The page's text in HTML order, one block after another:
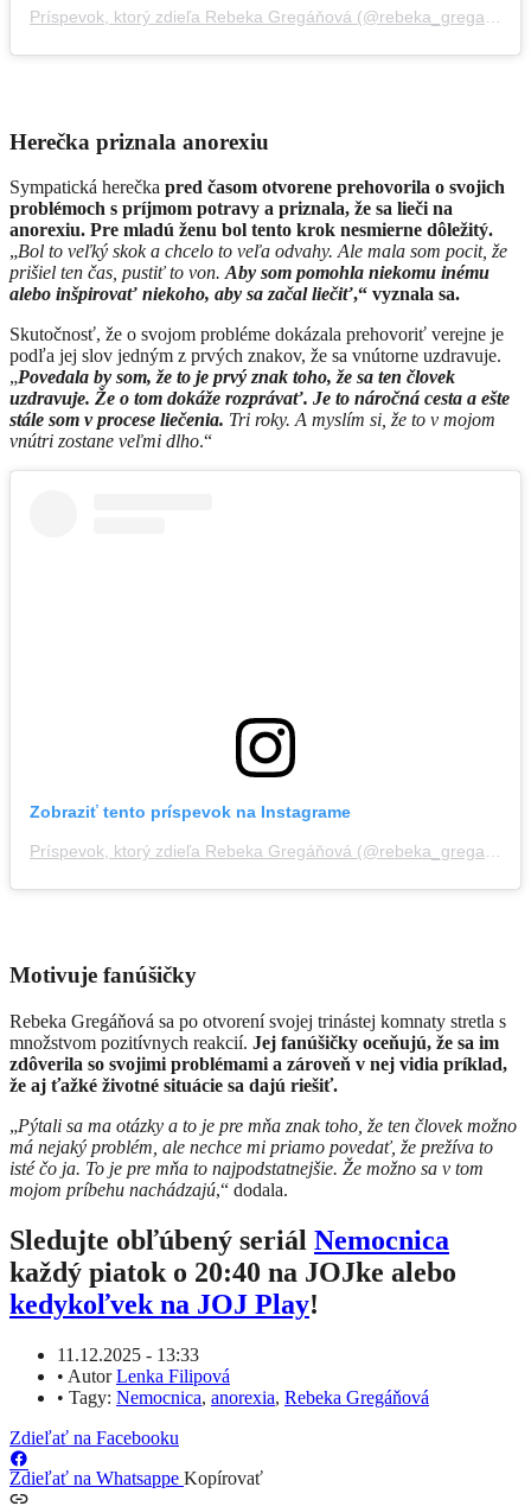
Herečka priznala anorexiu
Sympatická herečka pred časom otvorene prehovorila o svojich
problémoch s príjmom potravy a priznala, že sa lieči na
anorexiu. Pre mladú ženu bol tento krok nesmierne dôležitý.
„Bol to veľký skok a chcelo to veľa odvahy. Ale mala som pocit, že
prišiel ten čas, pustiť to von. Aby som pomohla niekomu inému
alebo inšpirovať niekoho, aby sa začal liečiť,“ vyznala sa.
Skutočnosť, že o svojom probléme dokázala prehovoriť verejne je
podľa jej slov jedným z prvých znakov, že sa vnútorne uzdravuje.
„Povedala by som, že to je prvý znak toho, že sa ten človek
uzdravuje. Že o tom dokáže rozprávať. Je to náročná cesta a ešte
stále som v procese liečenia. Tri roky. A myslím si, že to v mojom
vnútri zostane veľmi dlho.“
Zobraziť tento príspevok na Instagrame
Motivuje fanúšičky
Rebeka Gregáňová sa po otvorení svojej trinástej komnaty stretla s
množstvom pozitívnych reakcií. Jej fanúšičky oceňujú, že sa im
zdôverila so svojimi problémami a zároveň v nej vidia príklad,
že aj ťažké životné situácie sa dajú riešiť.
„Pýtali sa ma otázky a to je pre mňa znak toho, že ten človek možno
má nejaký problém, ale nechce mi priamo povedať, že prežíva to
isté čo ja. To je pre mňa to najpodstatnejšie. Že možno sa v tom
mojom príbehu nachádzajú,“ dodala.
Sledujte obľúbený seriál Nemocnica
každý piatok o 20:40 na JOJke alebo
kedykoľvek na JOJ Play!
11.12.2025 - 13:33
• AutorLenka Filipová
• Tagy: Nemocnica, anorexia, Rebeka Gregáňová
Zdieľať na Facebooku
Zdieľať na Whatsappe Kopírovať